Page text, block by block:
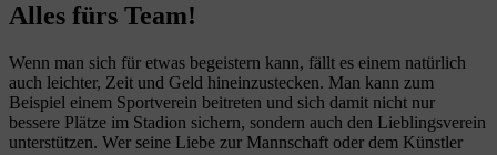
Alles fürs Team!
Wenn man sich für etwas begeistern kann, fällt es einem natürlich
auch leichter, Zeit und Geld hineinzustecken. Man kann zum
Beispiel einem Sportverein beitreten und sich damit nicht nur
bessere Plätze im Stadion sichern, sondern auch den Lieblingsverein
unterstützen. Wer seine Liebe zur Mannschaft oder dem Künstler